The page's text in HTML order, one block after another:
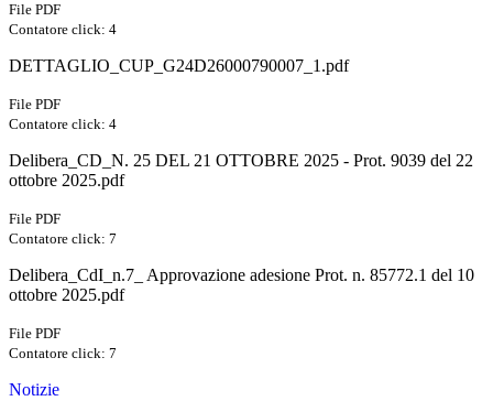
File PDF
Contatore click: 4
DETTAGLIO_CUP_G24D26000790007_1.pdf
File PDF
Contatore click: 4
Delibera_CD_N. 25 DEL 21 OTTOBRE 2025 - Prot. 9039 del 22
ottobre 2025.pdf
File PDF
Contatore click: 7
Delibera_CdI_n.7_ Approvazione adesione Prot. n. 85772.1 del 10
ottobre 2025.pdf
File PDF
Contatore click: 7
Notizie